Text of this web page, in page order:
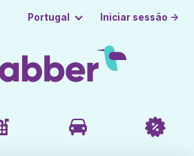
Portugal Iniciar sessão →